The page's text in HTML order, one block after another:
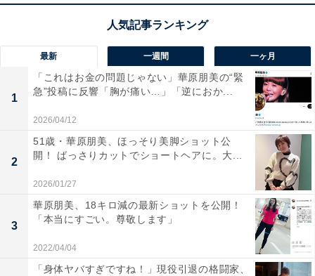
最新 一週間 一ヶ月
1
「これはお金の問題じゃない」華原朋美の“緊
急”投稿に反響「胸が痛い…」「逆におか...
2026/04/12
2
51歳・華原朋美、ほっそり美脚ショット公
開！ ばっさりカットでショートヘアに。大...
2026/01/27
3
華原朋美、18キロ減の最新ショットを公開！
「本当にすごい。尊敬します」
2022/04/04
「身体ヤバすぎですね！」現役引退の格闘家、